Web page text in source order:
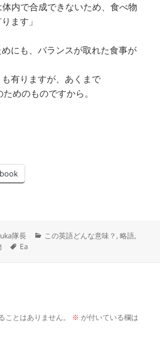
体内で合成できないため、食べ物
ます」
にも、バランスが取れた食事が
有りますが、あくまで
めのものですから。
隊長
カ
この英語どんな意味？ ,略語,
タ
Ea
ことはありません。 ※ が付いている欄は